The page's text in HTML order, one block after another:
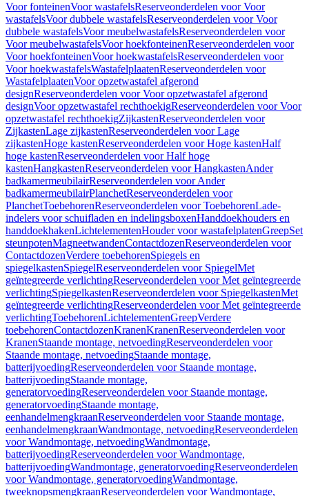
Voor fonteinenVoor wastafelsReserveonderdelen voor Voor
wastafelsVoor dubbele wastafelsReserveonderdelen voor Voor
dubbele wastafelsVoor meubelwastafelsReserveonderdelen voor
Voor meubelwastafelsVoor hoekfonteinenReserveonderdelen voor
Voor hoekfonteinenVoor hoekwastafelsReserveonderdelen voor
Voor hoekwastafelsWastafelplaatenReserveonderdelen voor
WastafelplaatenVoor opzetwastafel afgerond
designReserveonderdelen voor Voor opzetwastafel afgerond
designVoor opzetwastafel rechthoekigReserveonderdelen voor Voor
opzetwastafel rechthoekigZijkastenReserveonderdelen voor
ZijkastenLage zijkastenReserveonderdelen voor Lage
zijkastenHoge kastenReserveonderdelen voor Hoge kastenHalf
hoge kastenReserveonderdelen voor Half hoge
kastenHangkastenReserveonderdelen voor HangkastenAnder
badkamermeubilairReserveonderdelen voor Ander
badkamermeubilairPlanchetReserveonderdelen voor
PlanchetToebehorenReserveonderdelen voor ToebehorenLade-
indelers voor schuifladen en indelingsboxenHanddoekhouders en
handdoekhakenLichtelementenHouder voor wastafelplatenGreepSet
steunpotenMagneetwandenContactdozenReserveonderdelen voor
ContactdozenVerdere toebehorenSpiegels en
spiegelkastenSpiegelReserveonderdelen voor SpiegelMet
geïntegreerde verlichtingReserveonderdelen voor Met geïntegreerde
verlichtingSpiegelkastenReserveonderdelen voor SpiegelkastenMet
geïntegreerde verlichtingReserveonderdelen voor Met geïntegreerde
verlichtingToebehorenLichtelementenGreepVerdere
toebehorenContactdozenKranenKranenReserveonderdelen voor
KranenStaande montage, netvoedingReserveonderdelen voor
Staande montage, netvoedingStaande montage,
batterijvoedingReserveonderdelen voor Staande montage,
batterijvoedingStaande montage,
generatorvoedingReserveonderdelen voor Staande montage,
generatorvoedingStaande montage,
eenhandelmengkraanReserveonderdelen voor Staande montage,
eenhandelmengkraanWandmontage, netvoedingReserveonderdelen
voor Wandmontage, netvoedingWandmontage,
batterijvoedingReserveonderdelen voor Wandmontage,
batterijvoedingWandmontage, generatorvoedingReserveonderdelen
voor Wandmontage, generatorvoedingWandmontage,
tweeknopsmengkraanReserveonderdelen voor Wandmontage,